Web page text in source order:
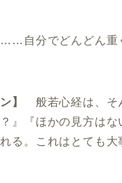
自分でどんどん重
ン】 般若心経は、そ
』『ほかの見方はな
る。これはとても大